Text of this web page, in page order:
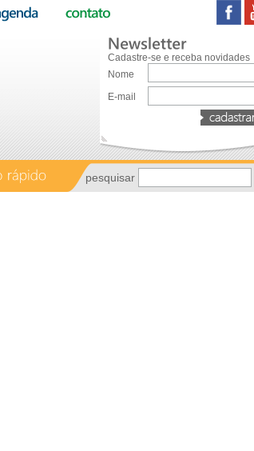
Cadastre-se e receba novidades
Nome
E-mail
pesquisar